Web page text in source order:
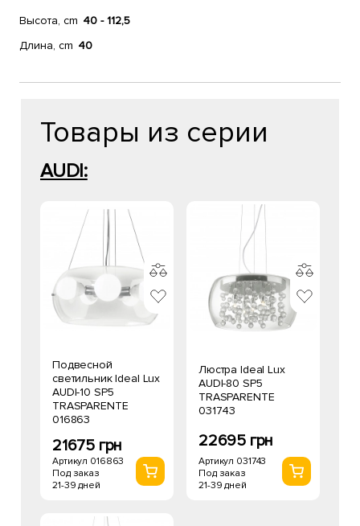
Высота, cm 40 - 112,5
Длина, cm 40
Товары из серии
AUDI:
Подвесной
светильник Ideal Lux
AUDI-10 SP5
TRASPARENTE
016863
21675 грн
Артикул 016863
Под заказ
21-39 дней
Люстра Ideal Lux
AUDI-80 SP5
TRASPARENTE
031743
22695 грн
Артикул 031743
Под заказ
21-39 дней